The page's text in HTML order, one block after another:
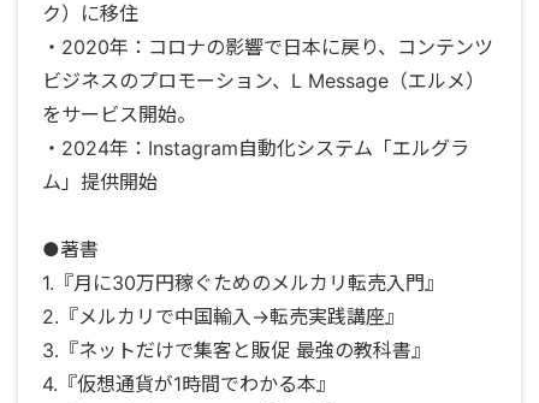
ク）に移住
・2020年：コロナの影響で日本に戻り、コンテンツ
ビジネスのプロモーション、L Message（エルメ）
をサービス開始。
・2024年：Instagram自動化システム「エルグラ
ム」提供開始
●著書
1.『月に30万円稼ぐためのメルカリ転売入門』
2.『メルカリで中国輸入→転売実践講座』
3.『ネットだけで集客と販促 最強の教科書』
4.『仮想通貨が1時間でわかる本』